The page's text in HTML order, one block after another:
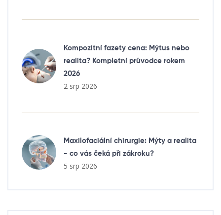
Kompozitní fazety cena: Mýtus nebo
realita? Kompletní průvodce rokem
2026
2 srp 2026
Maxilofaciální chirurgie: Mýty a realita
- co vás čeká při zákroku?
5 srp 2026